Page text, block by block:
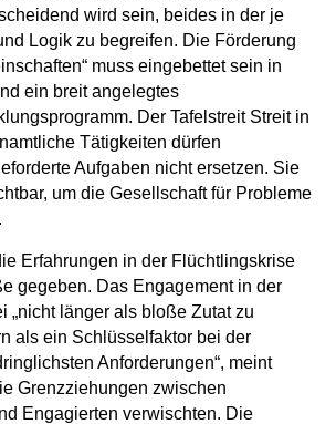
wird sein, beides in der je
Logik zu begreifen. Die Förderung
muss eingebettet sein in
ein breit angelegtes
Der Tafelstreit Streit in
Tätigkeiten dürfen
Aufgaben nicht ersetzen. Sie
um die Gesellschaft für Probleme
Erfahrungen in der Flüchtlingskrise
gegeben. Das Engagement in der
„nicht länger als bloße Zutat zu
als ein Schlüsselfaktor bei der
Anforderungen“, meint
Grenzziehungen zwischen
Engagierten verwischten. Die